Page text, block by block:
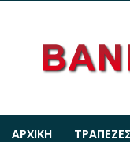
ΑΡΧΙΚΉ ΤΡΆΠΕΖΕΣ